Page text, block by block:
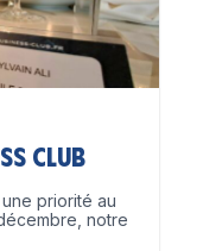
Club
priorité au
notre